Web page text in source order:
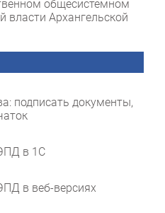
общесистемном
власти Архангельской
подписать документы,
в 1С
в веб-версиях